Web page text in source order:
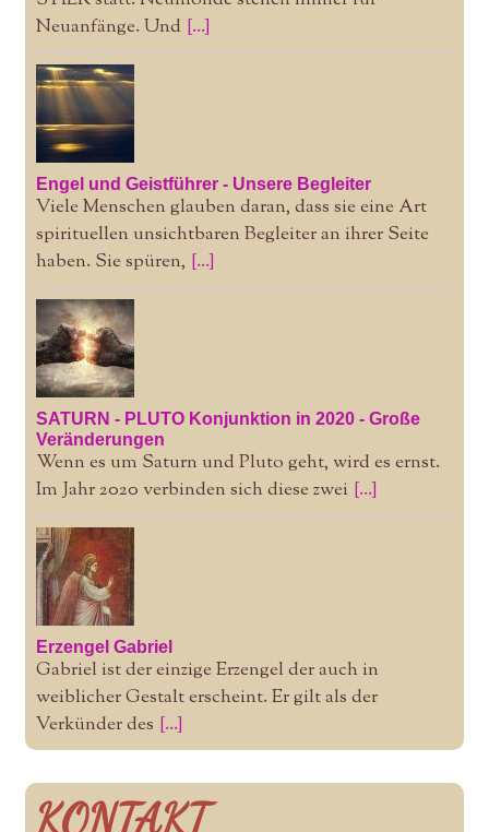
Neuanfänge. Und [...]
Engel und Geistführer - Unsere Begleiter
Viele Menschen glauben daran, dass sie eine Art
spirituellen unsichtbaren Begleiter an ihrer Seite
haben. Sie spüren, [...]
SATURN - PLUTO Konjunktion in 2020 - Große
Veränderungen
Wenn es um Saturn und Pluto geht, wird es ernst.
Im Jahr 2020 verbinden sich diese zwei [...]
Erzengel Gabriel
Gabriel ist der einzige Erzengel der auch in
weiblicher Gestalt erscheint. Er gilt als der
Verkünder des [...]
KONTAKT